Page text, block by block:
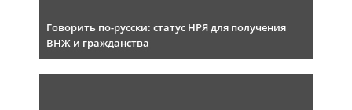
Говорить по-русски: статус НРЯ для получения
ВНЖ и гражданства